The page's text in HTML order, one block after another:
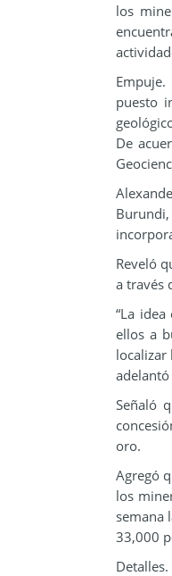
los
puesto
De
Reveló
a través
“La
ellos a
localizar
Señaló
oro.
Agregó
los
semana
33,000